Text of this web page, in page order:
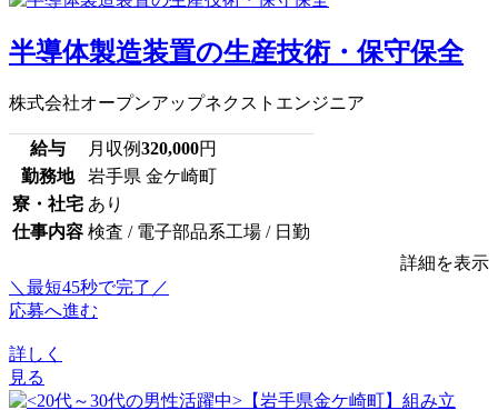
半導体製造装置の生産技術・保守保全
株式会社オープンアップネクストエンジニア
給与 月収例320,000円
勤務地
岩手県 金ケ崎町
寮・社宅 あり
仕事内容 検査 / 電子部品系工場 / 日勤
詳細を表示
＼最短45秒で完了／
応募へ進む
詳しく
見る